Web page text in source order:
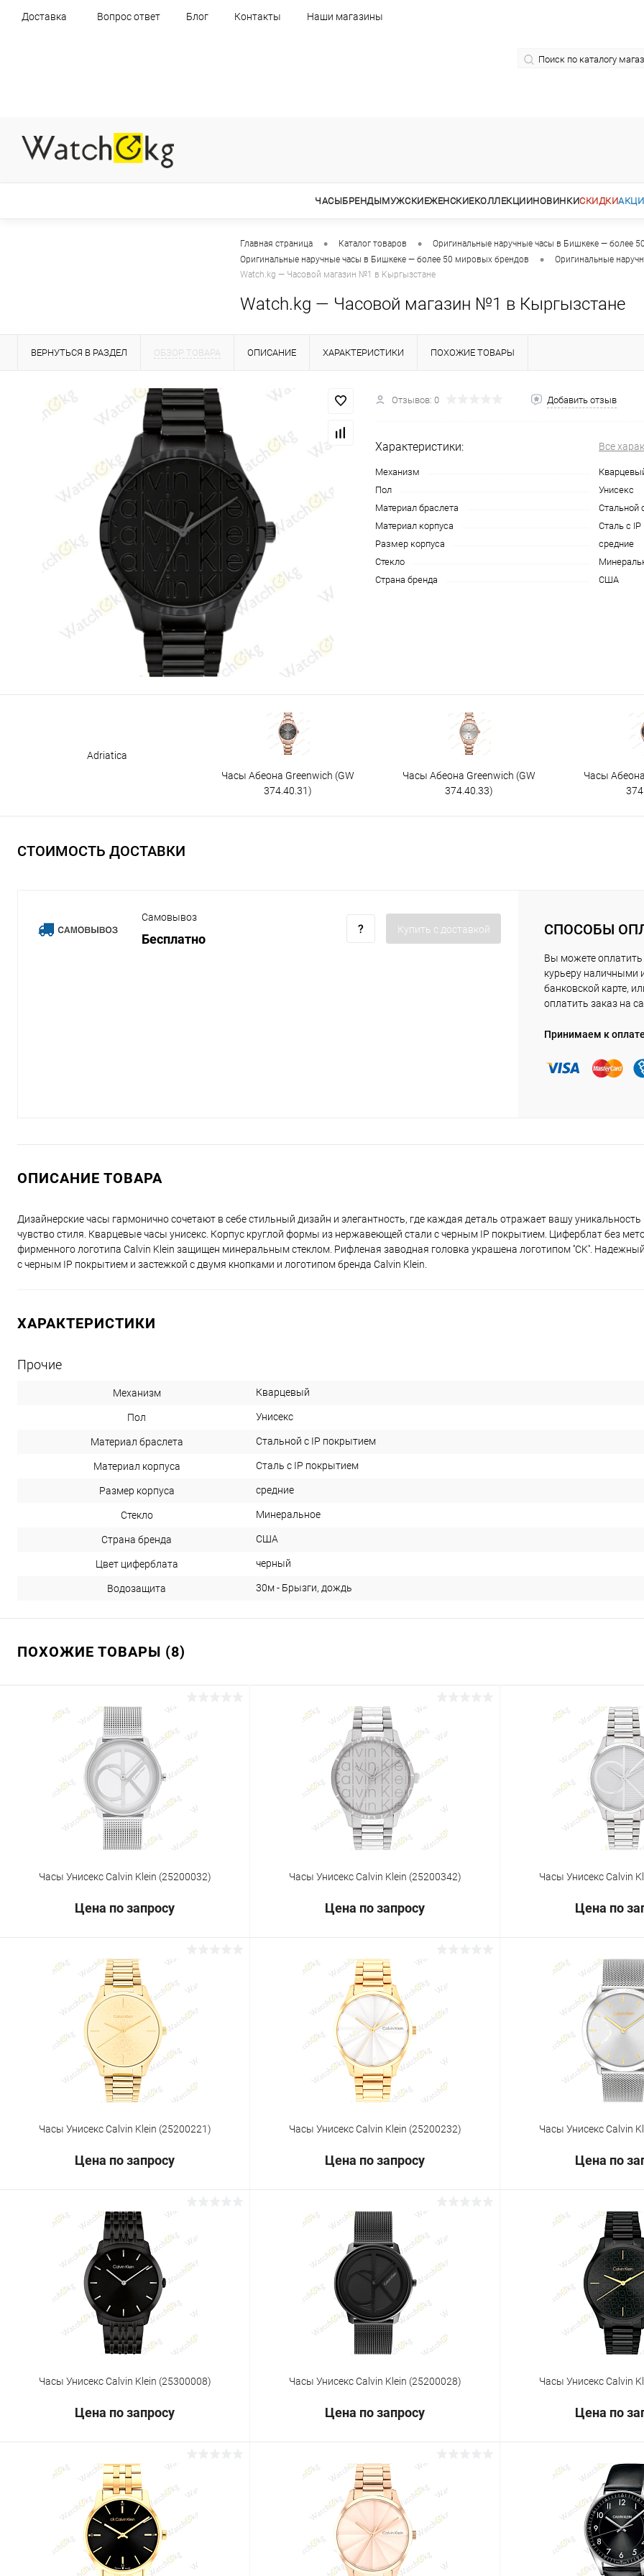
Доставка Вопрос ответ Блог Контакты Наши магазины
ЧАСЫБРЕНДЫМУЖСКИЕЖЕНСКИЕКОЛЛЕКЦИИНОВИНКИСКИДКИ
Главная страница • Каталог товаров • Оригинальные наручные часы в Бишкеке — более
Оригинальные наручные часы в Бишкеке — более 50 мировых брендов • Оригинальные
Watch.kg — Часовой магазин №1 в Кыргызстане
Watch.kg — Часовой магазин №1 в Кыргызстане
ВЕРНУТЬСЯ В РАЗДЕЛ ОБЗОР ТОВАРА ОПИСАНИЕ ХАРАКТЕРИСТИКИ ПОХОЖИЕ ТОВАРЫ
Отзывов: 0 Добавить отзыв
Характеристики: Все
Механизм
Пол
Унисекс
Материал браслета
Стальной
Материал корпуса
Сталь с
Размер корпуса
средние
Стекло
Страна бренда
США
Adriatica
Часы Абеона Greenwich (GW
374.40.31)
Часы Абеона Greenwich (GW
374.40.33)
Часы
СТОИМОСТЬ ДОСТАВКИ
Самовывоз
Бесплатно
Купить c доставкой СПОСОБЫ
Вы можете оплатить
курьеру наличными
банковской карте,
оплатить заказ на
Принимаем к оплате
ОПИСАНИЕ ТОВАРА
Дизайнерские часы гармонично сочетают в себе стильный дизайн и элегантность, где каждая деталь отражает вашу уникальность
чувство стиля. Кварцевые часы унисекс. Корпус круглой формы из нержавеющей стали с черным IP покрытием. Циферблат без
фирменного логотипа Calvin Klein защищен минеральным стеклом. Рифленая заводная головка украшена логотипом ''CK''.
с черным IP покрытием и застежкой с двумя кнопками и логотипом бренда Calvin Klein.
ХАРАКТЕРИСТИКИ
Прочие
Механизм Кварцевый
Пол Унисекс
Материал браслета Стальной с IP покрытием
Материал корпуса Сталь с IP покрытием
Размер корпуса средние
Стекло Минеральное
Страна бренда США
Цвет циферблата черный
Водозащита 30м - Брызги, дождь
ПОХОЖИЕ ТОВАРЫ (8)
Часы Унисекс Calvin Klein (25200032)
Цена по запросу
Запросить цену
Купить в 1 клик Сравнение
Под заказ
Часы Унисекс Calvin Klein (25200342)
Цена по запросу
Запросить цену
Купить в 1 клик Сравнение
Под заказ
Часы Унисекс Calvin
Цена по
Купить в 1 клик
Часы Унисекс Calvin Klein (25200221)
Цена по запросу
Запросить цену
Купить в 1 клик Сравнение
Под заказ
Часы Унисекс Calvin Klein (25200232)
Цена по запросу
Запросить цену
Купить в 1 клик Сравнение
Под заказ
Часы Унисекс Calvin
Цена по
Купить в 1 клик
Часы Унисекс Calvin Klein (25300008)
Цена по запросу
Запросить цену
Купить в 1 клик Сравнение
Под заказ
Часы Унисекс Calvin Klein (25200028)
Цена по запросу
Запросить цену
Купить в 1 клик Сравнение
Под заказ
Часы Унисекс Calvin
Цена по
Купить в 1 клик